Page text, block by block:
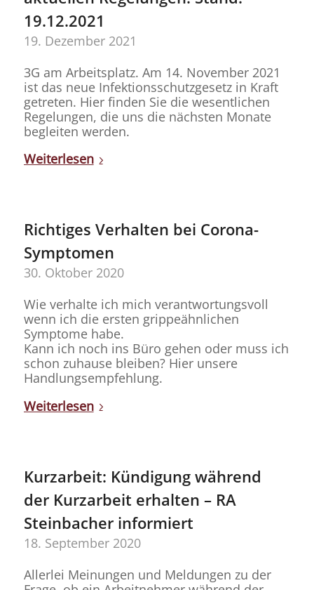
19.12.2021
19. Dezember 2021
3G am Arbeitsplatz. Am 14. November 2021
ist das neue Infektionsschutzgesetz in Kraft
getreten. Hier finden Sie die wesentlichen
Regelungen, die uns die nächsten Monate
begleiten werden.
Weiterlesen
Richtiges Verhalten bei Corona-
Symptomen
30. Oktober 2020
Wie verhalte ich mich verantwortungsvoll
wenn ich die ersten grippeähnlichen
Symptome habe.
Kann ich noch ins Büro gehen oder muss ich
schon zuhause bleiben? Hier unsere
Handlungsempfehlung.
Weiterlesen
Kurzarbeit: Kündigung während
der Kurzarbeit erhalten – RA
Steinbacher informiert
18. September 2020
Allerlei Meinungen und Meldungen zu der